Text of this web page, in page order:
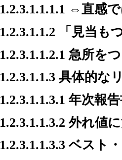
1.2.3.1.1.1.1 ⇔直感
1.2.3.1.1.2 「見当も
1.2.3.1.1.2.1 急所を
1.2.3.1.1.3 具体的な
1.2.3.1.1.3.1 年次報
1.2.3.1.1.3.2 外れ値
1.2.3.1.1.3.3 ベスト